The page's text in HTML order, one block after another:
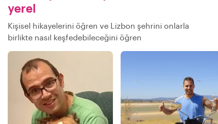
yerel
Kişisel hikayelerini öğren ve Lizbon şehrini onlarla
birlikte nasıl keşfedebileceğini öğren